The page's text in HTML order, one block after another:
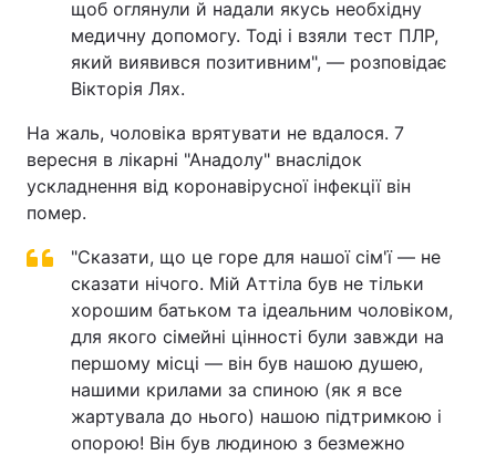
щоб оглянули й надали якусь необхідну
медичну допомогу. Тоді і взяли тест ПЛР,
який виявився позитивним", — розповідає
Вікторія Лях.
На жаль, чоловіка врятувати не вдалося. 7
вересня в лікарні "Анадолу" внаслідок
ускладнення від коронавірусної інфекції він
помер.
"Сказати, що це горе для нашої сім'ї — не
сказати нічого. Мій Аттіла був не тільки
хорошим батьком та ідеальним чоловіком,
для якого сімейні цінності були завжди на
першому місці — він був нашою душею,
нашими крилами за спиною (як я все
жартувала до нього) нашою підтримкою і
опорою! Він був людиною з безмежно